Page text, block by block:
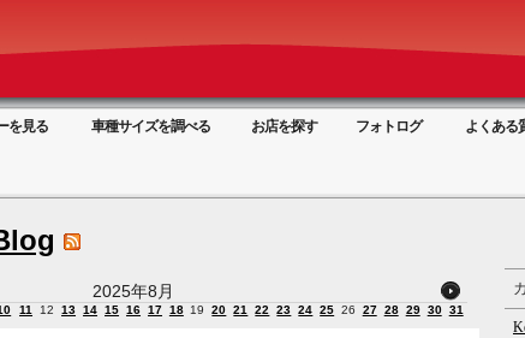
を見る 車種サイズを調べる お店を探す フォトログ よくある
2025年8月
11 12 13 14 15 16 17 18 19 20 21 22 23 24 25 26 27 28 29 30 31